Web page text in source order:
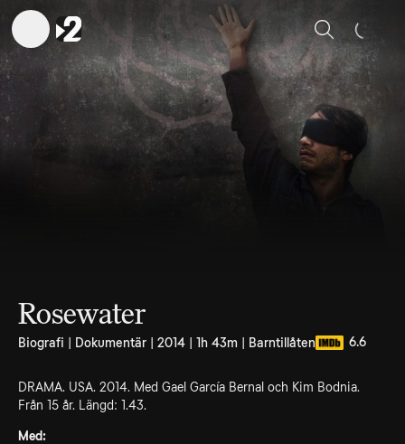
Sök
Rosewater
Biografi | Dokumentär | 2014 | 1h 43m | Barntillåten 6.6
DRAMA. USA. 2014. Med Gael García Bernal och Kim Bodnia.
Från 15 år. Längd: 1.43.
Med: